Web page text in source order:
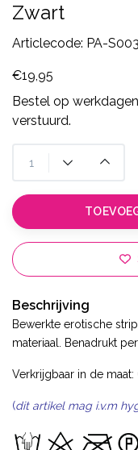
Zwart
Articlecode: PA-
€19,95
Bestel op
verstuurd.
Beschrijving
Bewerkte erotische
materiaal. Benadrukt
Verkrijgbaar in de maat:
(dit artikel mag i.v.m